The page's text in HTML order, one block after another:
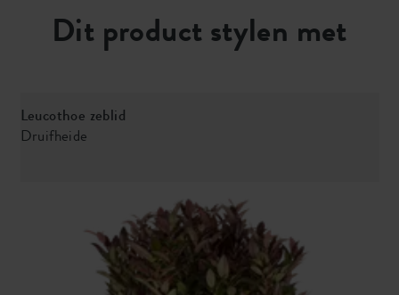
Dit product stylen met
Leucothoe zeblid
Druifheide